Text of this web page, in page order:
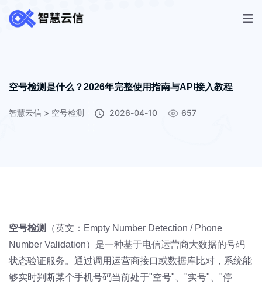
空号检测是什么？2026年完整使用指南与API接入教程
智慧云信 > 空号检测 2026-04-10 657
空号检测
（英文：Empty Number Detection / Phone
Number Validation）是一种基于电信运营商大数据的号码
状态验证服务。通过调用运营商接口或数据库比对，系统能
够实时判断某个手机号码当前处于"空号"、"实号"、"停